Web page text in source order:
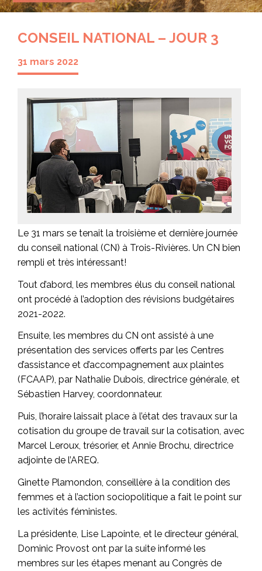
CONSEIL NATIONAL – JOUR 3
31 mars 2022
Le 31 mars se tenait la troisième et dernière journée
du conseil national (CN) à Trois-Rivières. Un CN bien
rempli et très intéressant!
Tout d’abord, les membres élus du conseil national
ont procédé à l’adoption des révisions budgétaires
2021-2022.
Ensuite, les membres du CN ont assisté à une
présentation des services offerts par les Centres
d’assistance et d’accompagnement aux plaintes
(FCAAP), par Nathalie Dubois, directrice générale, et
Sébastien Harvey, coordonnateur.
Puis, l’horaire laissait place à l’état des travaux sur la
cotisation du groupe de travail sur la cotisation, avec
Marcel Leroux, trésorier, et Annie Brochu, directrice
adjointe de l’AREQ.
Ginette Plamondon, conseillère à la condition des
femmes et à l’action sociopolitique a fait le point sur
les activités féministes.
La présidente, Lise Lapointe, et le directeur général,
Dominic Provost ont par la suite informé les
membres sur les étapes menant au Congrès de